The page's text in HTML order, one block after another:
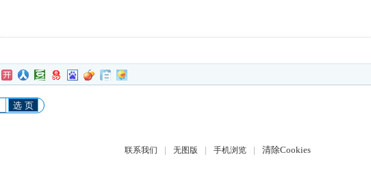
选 页
联系我们 | 无图版 | 手机浏览 | 清除Cookies